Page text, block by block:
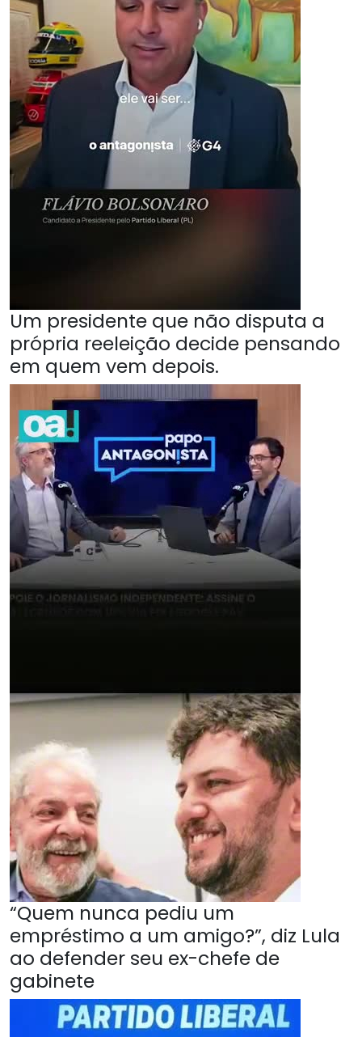
Um presidente que não disputa a
própria reeleição decide pensando
em quem vem depois.
“Quem nunca pediu um
empréstimo a um amigo?”, diz Lula
ao defender seu ex-chefe de
gabinete